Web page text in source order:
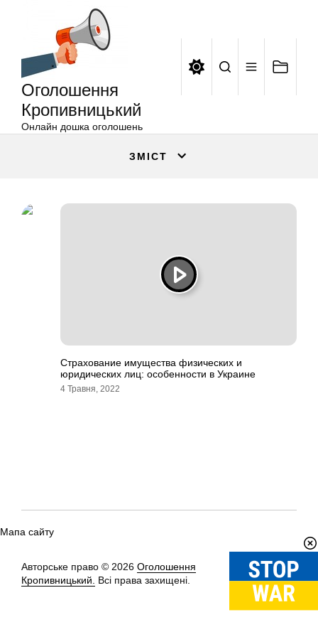
Оголошення
Кропивницький
Онлайн дошка оголошень
ЗМІСТ
Страхование имущества физических и
юридических лиц: особенности в Украине
4 Травня, 2022
Мапа сайту
Авторське право © 2026 Оголошення
Кропивницький.
Всі права захищені.
Вгору↑